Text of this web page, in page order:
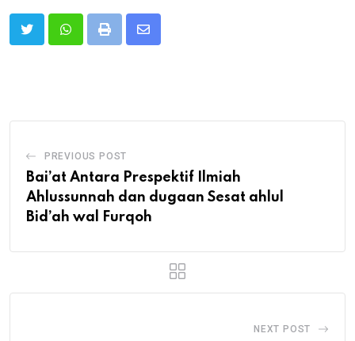
Print
Share
PREVIOUS POST
Bai’at Antara Prespektif Ilmiah
Ahlussunnah dan dugaan Sesat ahlul
Bid’ah wal Furqoh
NEXT POST